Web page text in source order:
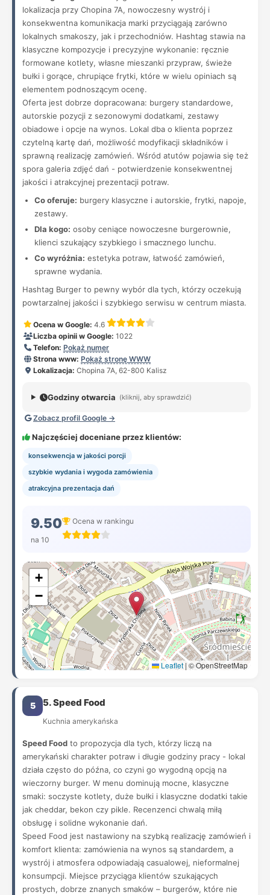
lokalizacja przy Chopina 7A, nowoczesny wystrój i
konsekwentna komunikacja marki przyciągają zarówno
lokalnych smakoszy, jak i przechodniów. Hashtag stawia na
klasyczne kompozycje i precyzyjne wykonanie: ręcznie
formowane kotlety, własne mieszanki przypraw, świeże
bułki i gorące, chrupiące frytki, które w wielu opiniach są
elementem podnoszącym ocenę.
Oferta jest dobrze dopracowana: burgery standardowe,
autorskie pozycji z sezonowymi dodatkami, zestawy
obiadowe i opcje na wynos. Lokal dba o klienta poprzez
czytelną kartę dań, możliwość modyfikacji składników i
sprawną realizację zamówień. Wśród atutów pojawia się też
spora galeria zdjęć dań - potwierdzenie konsekwentnej
jakości i atrakcyjnej prezentacji potraw.
Co oferuje: burgery klasyczne i autorskie, frytki, napoje,
zestawy.
Dla kogo: osoby ceniące nowoczesne burgerownie,
klienci szukający szybkiego i smacznego lunchu.
Co wyróżnia: estetyka potraw, łatwość zamówień,
sprawne wydania.
Hashtag Burger to pewny wybór dla tych, którzy oczekują
powtarzalnej jakości i szybkiego serwisu w centrum miasta.
Ocena w Google: 4.6
Liczba opinii w Google: 1022
Telefon: Pokaż numer
Strona www: Pokaż stronę WWW
Lokalizacja: Chopina 7A, 62-800 Kalisz
Godziny otwarcia (kliknij, aby sprawdzić)
Zobacz profil Google →
Najczęściej doceniane przez klientów:
konsekwencja w jakości porcji
szybkie wydania i wygoda zamówienia
atrakcyjna prezentacja dań
9.50
na 10
Ocena w rankingu
+
−
Leaflet | © OpenStreetMap
5 5. Speed Food
Kuchnia amerykańska
Speed Food to propozycja dla tych, którzy liczą na
amerykański charakter potraw i długie godziny pracy - lokal
działa często do późna, co czyni go wygodną opcją na
wieczorny burger. W menu dominują mocne, klasyczne
smaki: soczyste kotlety, duże bułki i klasyczne dodatki takie
jak cheddar, bekon czy pikle. Recenzenci chwalą miłą
obsługę i solidne wykonanie dań.
Speed Food jest nastawiony na szybką realizację zamówień i
komfort klienta: zamówienia na wynos są standardem, a
wystrój i atmosfera odpowiadają casualowej, nieformalnej
konsumpcji. Miejsce przyciąga klientów szukających
prostych, dobrze znanych smaków – burgerów, które nie